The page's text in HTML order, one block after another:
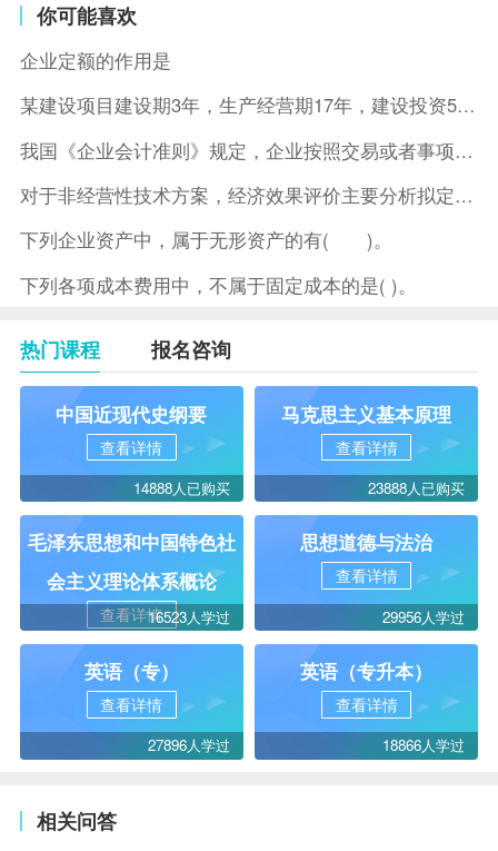
你可能喜欢
企业定额的作用是
某建设项目建设期3年，生产经营期17年，建设投资5500万元
我国《企业会计准则》规定，企业按照交易或者事项的经济特征确定
对于非经营性技术方案，经济效果评价主要分析拟定方案的( )。
下列企业资产中，属于无形资产的有( )。
下列各项成本费用中，不属于固定成本的是( )。
热门课程 报名咨询
中国近现代史纲要
查看详情
14888人已购买
马克思主义基本原理
查看详情
23888人已购买
毛泽东思想和中国特色社
会主义理论体系概论
查看详情16523人学过
思想道德与法治
查看详情
29956人学过
英语（专）
查看详情
27896人学过
英语（专升本）
查看详情
18866人学过
相关问答